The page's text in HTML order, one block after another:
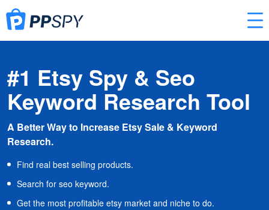
#1 Etsy Spy & Seo
Keyword Research Tool
A Better Way to Increase Etsy Sale & Keyword
Research.
Find real best selling products.
Search for seo keyword.
Get the most profitable etsy market and niche to do.